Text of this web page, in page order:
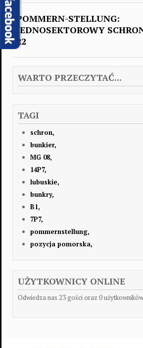
POMMERN-STELLUNG:
JEDNOSEKTOROWY
22
WARTO PRZECZYTAĆ...
TAGI
schron,
bunkier,
MG 08,
14P7,
lubuskie,
bunkry,
B1,
7P7,
pommernstellung,
pozycja pomorska,
UŻYTKOWNICY ONLINE
Odwiedza nas 23 gości oraz 0